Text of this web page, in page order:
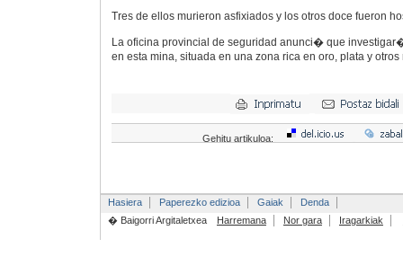
Tres de ellos murieron asfixiados y los otros doce fueron
La oficina provincial de seguridad anunci� que
en esta mina, situada en una zona rica en oro, plata y
Gehitu artikuloa:
Hasiera Paperezko edizioa Gaiak
Denda
� Baigorri Argitaletxea
Harremana Nor gara Iragarkiak